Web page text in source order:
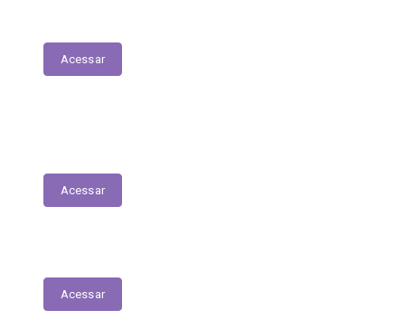
Acessar
Acessar
Acessar